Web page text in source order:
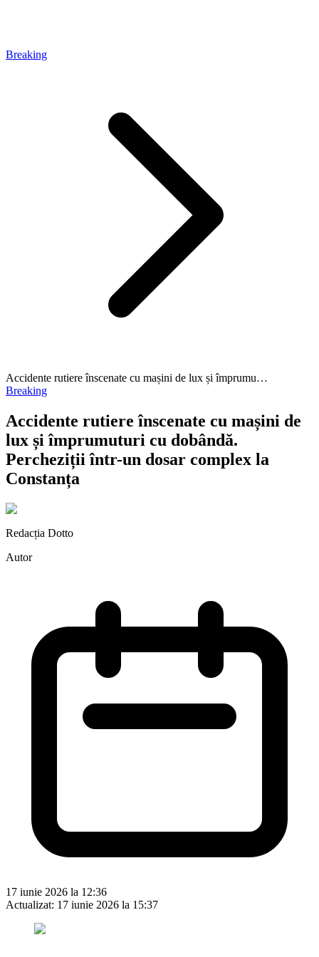
Breaking
Accidente rutiere înscenate cu mașini de lux și împrumu…
Breaking
Accidente rutiere înscenate cu mașini de
lux și împrumuturi cu dobândă.
Percheziții într-un dosar complex la
Constanța
Redacția Dotto
Autor
17 iunie 2026 la 12:36
Actualizat: 17 iunie 2026 la 15:37